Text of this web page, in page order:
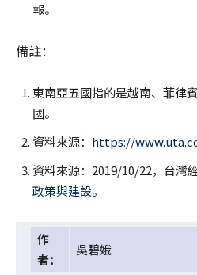
報。
備註：
東南亞五國指的是越南、菲律
國。
資料來源： https://
資料來源：2019/10/22，台灣經
政策與建設。
作
者：
吳碧娥